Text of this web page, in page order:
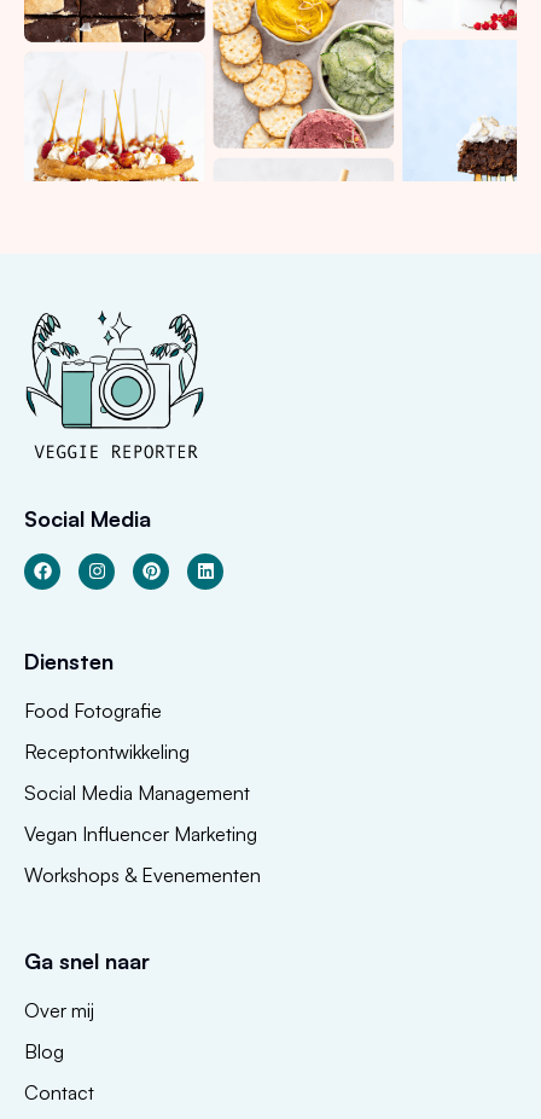
Social Media
Diensten
Food Fotografie
Receptontwikkeling
Social Media Management
Vegan Influencer Marketing
Workshops & Evenementen
Ga snel naar
Over mij
Blog
Contact